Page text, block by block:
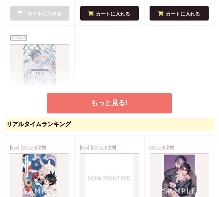
カートに入れる カートに入れる カートに入れる
ノベルス
NOVEL SIDE
円
香坂透
カートに入れる
もっと見る!
リアルタイムランキング
New ポイント交換 New ポイント交換 ポイント交換